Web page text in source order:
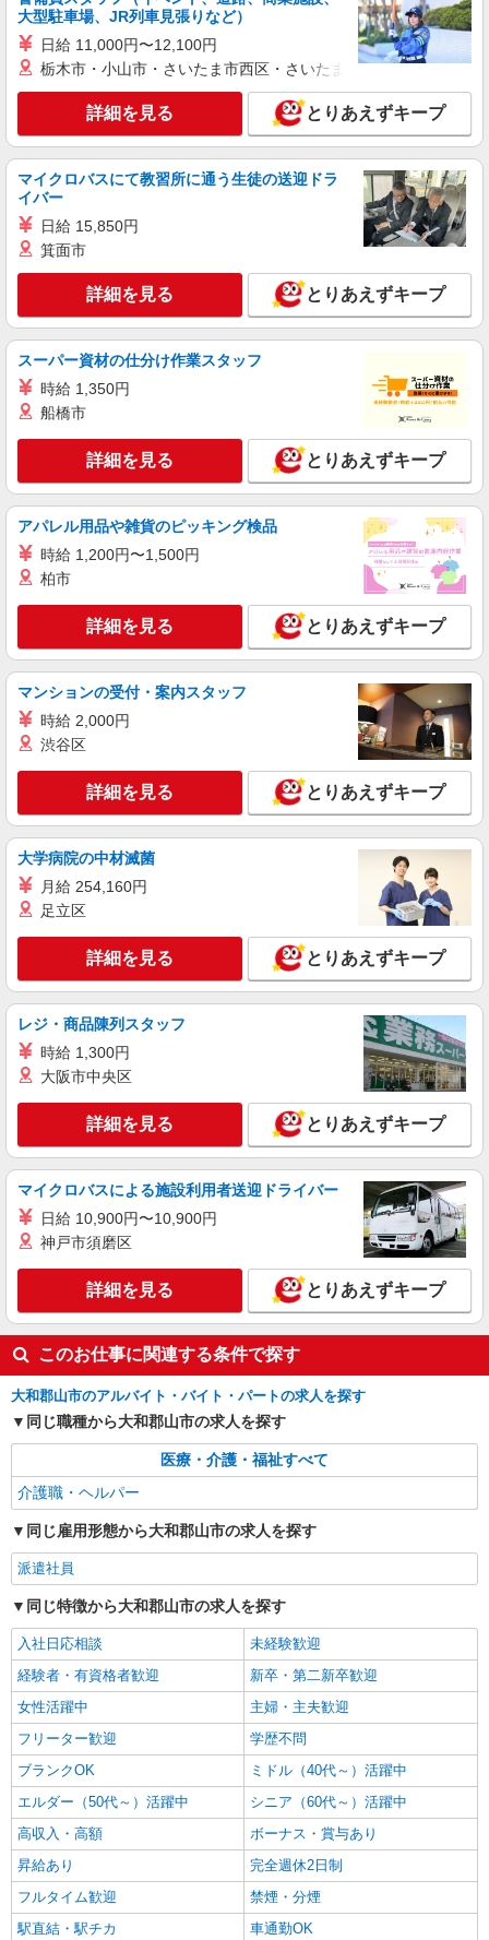
派遣社員
株式会社kotrio /●NR-H-2067941
大和郡山市｜まずは送迎業務で活躍しよう◎デ
イサービスSTAFF
時給1500円〜2125円 ＜日払い有/週払い有/交
通費全支給(ガソリン代含む)＞
大和郡山市｜九条駅すぐ
詳細を見る
派遣社員
株式会社kotrio /●NR-H-2020439
大和郡山市★未経験OKの人間関係に悩まない
職場へ★サ高住スタッフ
時給1500円〜2125円 ＜日払い有/週払い有/交
通費全支給(ガソリン代含む)＞
キープ 詳細を見る
株式会社ブレイブ（マイナビグループ）/MD29
介護スタッフ ◆デイサービス、サービス付き
高齢者向け住宅、グループホームなど様々な勤
未経験：時給1500〜1700円（資格・経験によ
る） 経験者：時給1700〜1900円（資格・経験によ
る） ◎月収例 時給1900円×1日8時間×22日（週5
日）＝33万4400円 ◆昇給あり ◆支払い方法 ※日
払い/週払い/月払い対応も可能です。詳しくは面談
時にご相談ください。 ◆交通費：別途全額支給 ※
当社規定あり
奈良県大和郡山市 【最寄駅】 ◆各線「平端
駅」 ◆近鉄橿原線「近鉄郡山駅」 ◆近鉄橿原線
「九条駅」 ★その他、近隣に多数勤務地ありま
す！
キープ 詳細を見る
派遣社員
株式会社kotrio /●NR-H-1882835
＜年齢不問＞カンタン業務の障がい者支援員｜
軽作業補助×日払OK
通費全支給(ガソリン代含む)＞
キープ 詳細を見る
派遣社員
株式会社kotrio /●NR-H-2028470
≪大和郡山市≫日勤のみ＆残業ナシ！お迎えに
時給1500円〜2125円 ＜日払い有/週払い有/交
通費全支給(ガソリン代含む)＞
大和郡山市｜九条駅すぐ
キープ 詳細を見る
派遣社員
株式会社kotrio /●NR-H-2010054
九条駅＊少人数グルホで利用者さんと家事や掃
除など♪日払いOK
時給1500円〜2125円 ＜日払い有/週払い有/交
通費全支給(ガソリン代含む)＞
大和郡山市｜九条駅すぐ
キープ
株式会社kotrio /●NR-H-1881954
りなど◎日払いOK
通費全支給(ガソリン代含む)＞
大和郡山市｜九条駅すぐ
キープ 詳細を見る
大型駐車場、JR列車見張りなど）
日給 11,000円〜12,100円
栃木市・小山市・さいたま市西区・さいたま市岩槻区・久喜市・
詳細を見る とりあえずキープ
マイクロバスにて教習所に通う生徒の送迎ドラ
イバー
日給 15,850円
箕面市
詳細を見る とりあえずキープ
スーパー資材の仕分け作業スタッフ
時給 1,350円
船橋市
詳細を見る とりあえずキープ
アパレル用品や雑貨のピッキング検品
時給 1,200円〜1,500円
柏市
詳細を見る とりあえずキープ
マンションの受付・案内スタッフ
時給 2,000円
渋谷区
詳細を見る とりあえずキープ
大学病院の中材滅菌
月給 254,160円
足立区
詳細を見る とりあえずキープ
レジ・商品陳列スタッフ
時給 1,300円
大阪市中央区
詳細を見る とりあえずキープ
マイクロバスによる施設利用者送迎ドライバー
日給 10,900円〜10,900円
神戸市須磨区
詳細を見る とりあえずキープ
このお仕事に関連する条件で探す
大和郡山市のアルバイト・バイト・パートの求人を探す
同じ職種から大和郡山市の求人を探す
医療・介護・福祉すべて
介護職・ヘルパー
同じ雇用形態から大和郡山市の求人を探す
派遣社員
同じ特徴から大和郡山市の求人を探す
入社日応相談
未経験歓迎
経験者・有資格者歓迎
新卒・第二新卒歓迎
女性活躍中
主婦・主夫歓迎
フリーター歓迎
学歴不問
ブランクOK
ミドル（40代～）活躍中
エルダー（50代～）活躍中
シニア（60代～）活躍中
高収入・高額
ボーナス・賞与あり
昇給あり
完全週休2日制
フルタイム歓迎
禁煙・分煙
駅直結・駅チカ
車通勤OK